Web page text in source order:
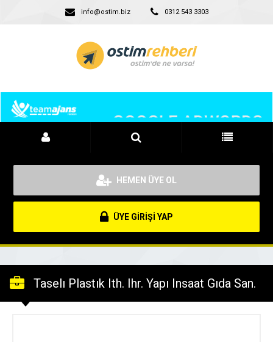
info@ostim.biz 0312 543 3303
HEMEN ÜYE OL
ÜYE GİRİŞİ YAP
Taselı Plastık Ith. Ihr. Yapı Insaat Gıda San.